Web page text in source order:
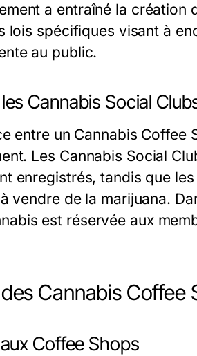
a entraîné la création
lois spécifiques visant à
au public.
Cannabis Social
entre un Cannabis Coffee
Les Cannabis Social
enregistrés, tandis que
vendre de la marijuana.
est réservée aux
Cannabis Coffee
Coffee Shops